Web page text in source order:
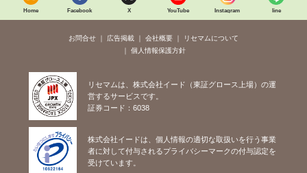
Home Facebook X YouTube Instagram line
お問合せ 広告掲載 会社概要
リセマムについて
個人情報保護方針
リセマムは、株式会社イード（東証グロース上場）の運
営するサービスです。
証券コード：6038
株式会社イードは、個人情報の適切な取扱いを行う事業
者に対して付与されるプライバシーマークの付与認定を
受けています。